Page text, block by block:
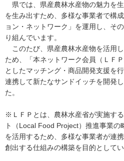
県では、県産農林水産物の魅力を
を生み出すため、多様な事業者で構
ョン・ネットワーク」を運用し、そ
り組んでいます。
このたび、県産農林水産物を活用
ため、「本ネットワーク会員（ＬＦ
としたマッチング・商品開発支援を
連携して新たなサンドイッチを開発
た。
※ＬＦＰとは、農林水産省が実施す
ト（Local Food Project）推進事業
を活用するため、多様な事業者が連
創出する仕組みの構築を目的としてい